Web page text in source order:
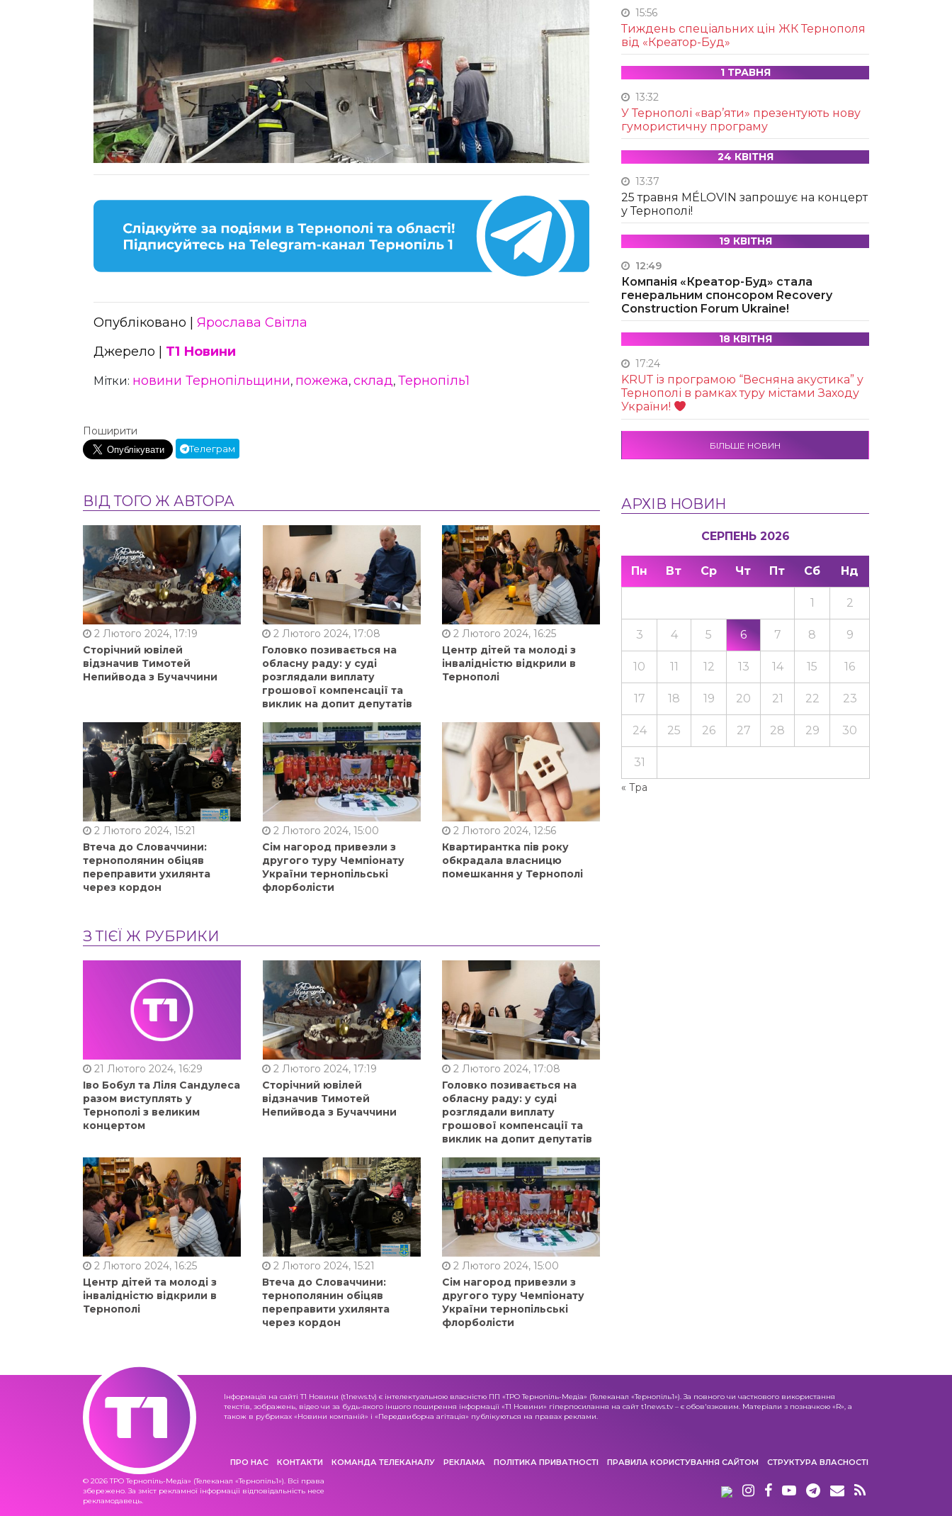
Опубліковано | Ярослава Світла
Джерело | Т1 Новини
Мітки: новини Тернопільщини, пожежа, склад, Тернопіль1
Поширити
Телеграм
ВІД ТОГО Ж АВТОРА
2 Лютого 2024, 17:19
Сторічний ювілей
відзначив Тимотей
Непийвода з Бучаччини
2 Лютого 2024, 17:08
Головко позивається на
обласну раду: у суді
розглядали виплату
грошової компенсації та
виклик на допит депутатів
2 Лютого 2024, 16:25
Центр дітей та молоді з
інвалідністю відкрили в
Тернополі
2 Лютого 2024, 15:21
Втеча до Словаччини:
тернополянин обіцяв
переправити ухилянта
через кордон
2 Лютого 2024, 15:00
Сім нагород привезли з
другого туру Чемпіонату
України тернопільські
флорболісти
2 Лютого 2024, 12:56
Квартирантка пів року
обкрадала власницю
помешкання у Тернополі
З ТІЄЇ Ж РУБРИКИ
21 Лютого 2024, 16:29
Іво Бобул та Ліля Сандулеса
разом виступлять у
Тернополі з великим
концертом
2 Лютого 2024, 17:19
Сторічний ювілей
відзначив Тимотей
Непийвода з Бучаччини
2 Лютого 2024, 17:08
Головко позивається на
обласну раду: у суді
розглядали виплату
грошової компенсації та
виклик на допит депутатів
2 Лютого 2024, 16:25
Центр дітей та молоді з
інвалідністю відкрили в
Тернополі
2 Лютого 2024, 15:21
Втеча до Словаччини:
тернополянин обіцяв
переправити ухилянта
через кордон
2 Лютого 2024, 15:00
Сім нагород привезли з
другого туру Чемпіонату
України тернопільські
флорболісти
15:56
Тиждень спеціальних цін ЖК Тернополя
від «Креатор-Буд»
1 ТРАВНЯ
13:32
У Тернополі «вар’яти» презентують нову
гумористичну програму
24 КВІТНЯ
13:37
25 травня MÉLOVIN запрошує на концерт
у Тернополі!
19 КВІТНЯ
12:49
Компанія «Креатор-Буд» стала
генеральним спонсором Recovery
Construction Forum Ukraine!
18 КВІТНЯ
17:24
KRUТ із програмою “Весняна акустика” у
Тернополі в рамках туру містами Заходу
України!
БІЛЬШЕ НОВИН
АРХІВ НОВИН
СЕРПЕНЬ 2026
Пн Вт Ср Чт Пт Сб Нд
« Тра
1 2
3 4 5 6 7 8 9
10 11 12 13 14 15 16
17 18 19 20 21 22 23
24 25 26 27 28 29 30
31
Інформація на сайті Т1 Новини (t1news.tv) є інтелектуальною власністю ПП «ТРО Тернопіль-Медіа» (Телеканал «Тернопіль1»). За повного чи часткового використання
текстів, зображень, відео чи за будь-якого іншого поширення інформації «Т1 Новини» гіперпосилання на сайт t1news.tv – є обов'язковим. Матеріали з позначкою «R», а
також в рубриках «Новини компаній» і «Передвиборча агітація» публікуються на правах реклами.
ПРО НАС КОНТАКТИ КОМАНДА ТЕЛЕКАНАЛУ РЕКЛАМА ПОЛІТИКА ПРИВАТНОСТІ ПРАВИЛА КОРИСТУВАННЯ САЙТОМ СТРУКТУРА ВЛАСНОСТІ
© 2026 ТРО Тернопіль-Медіа» (Телеканал «Тернопіль1»). Всі права
збережено. За зміст рекламної інформації відповідальність несе
рекламодавець.